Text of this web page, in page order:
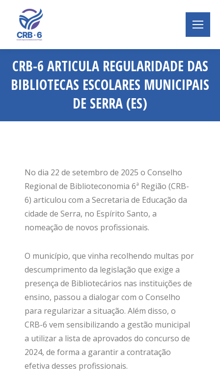
CRB-6 ARTICULA REGULARIDADE DAS
BIBLIOTECAS ESCOLARES MUNICIPAIS
DE SERRA (ES)
Você está aqui:
No dia 22 de setembro de 2025 o Conselho
Regional de Biblioteconomia 6ª Região (CRB-
6) articulou com a Secretaria de Educação da
cidade de Serra, no Espírito Santo, a
nomeação de novos profissionais.
O município, que vinha recolhendo multas por
descumprimento da legislação que exige a
presença de Bibliotecários nas instituições de
ensino, passou a dialogar com o Conselho
para regularizar a situação. Além disso, o
CRB-6 vem sensibilizando a gestão municipal
a utilizar a lista de aprovados do concurso de
2024, de forma a garantir a contratação
efetiva desses profissionais.